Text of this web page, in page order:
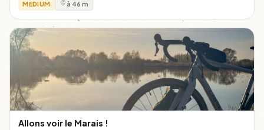
MEDIUM à 46 m
Allons voir le Marais !